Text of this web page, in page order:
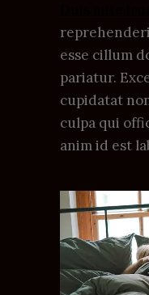
esse cillum
pariatur.
cupidatat
culpa qui
anim id est